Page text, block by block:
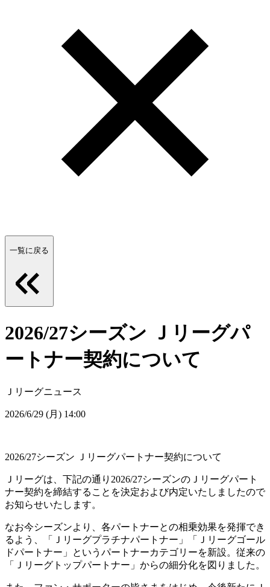
一覧に戻る
2026/27シーズン Ｊリーグパ
ートナー契約について
Ｊリーグニュース
2026/6/29 (月) 14:00
2026/27シーズン Ｊリーグパートナー契約について
Ｊリーグは、下記の通り2026/27シーズンのＪリーグパート
ナー契約を締結することを決定および内定いたしましたので
お知らせいたします。
なお今シーズンより、各パートナーとの相乗効果を発揮でき
るよう、「Ｊリーグプラチナパートナー」「Ｊリーグゴール
ドパートナー」というパートナーカテゴリーを新設。従来の
「Ｊリーグトップパートナー」からの細分化を図りました。